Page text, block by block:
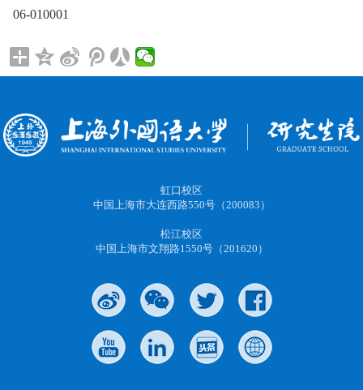
06-010001
虹口校区
中国上海市大连西路550号（200083）
松江校区
中国上海市文翔路1550号（201620）